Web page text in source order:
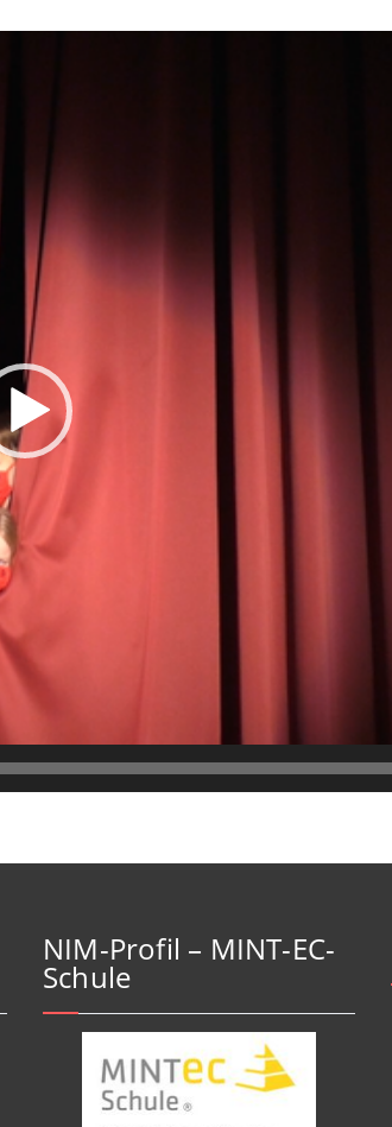
NIM-Profil – MINT-EC-
Schule